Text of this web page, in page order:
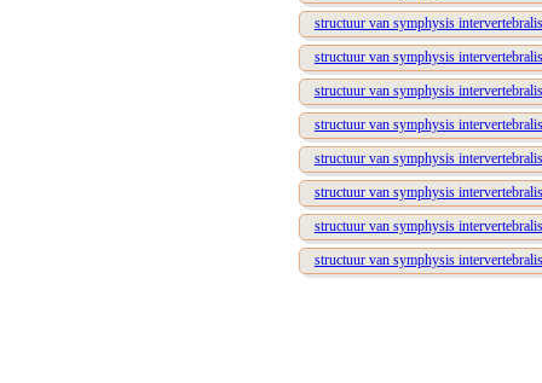
structuur van symphysis
structuur van symphysis
structuur van symphysis
structuur van symphysis
structuur van symphysis
structuur van symphysis
structuur van symphysis
structuur van symphysis